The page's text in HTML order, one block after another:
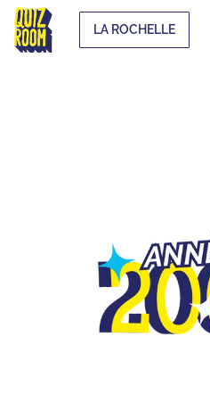
LA ROCHELLE